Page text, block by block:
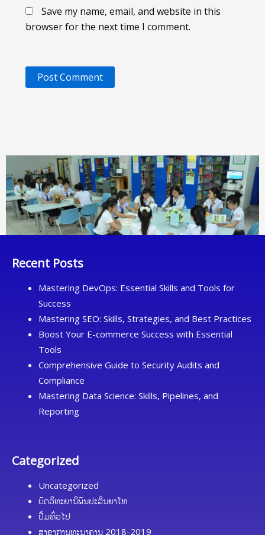
Save my name, email, and website in this
browser for the next time I comment.
Recent Posts
Mastering DevOps: Essential Skills and Tools for
Success
Mastering SEO: Skills, Strategies, and Best Practices
Boost Your E-commerce Success with Essential
Tools
Comprehensive Guide to Security Audits and
Compliance
Mastering Data Science: Skills, Pipelines, and
Reporting
Categorized
Uncategorized
ບົດວິທະຍານິພົນປະລິນຍາໂທ
ປື້ມທົ່ວໄປ
ສາຂາການທະນາຄານ 2018-2019